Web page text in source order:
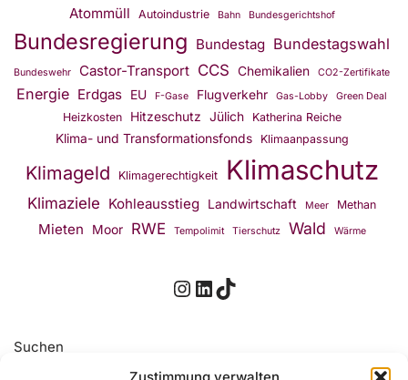
Atommüll Autoindustrie Bahn Bundesgerichtshof
Bundesregierung Bundestag Bundestagswahl
Bundeswehr Castor-Transport CCS Chemikalien CO2-Zertifikate
Energie Erdgas EU F-Gase Flugverkehr Gas-Lobby Green Deal
Heizkosten Hitzeschutz Jülich Katherina Reiche
Klima- und Transformationsfonds Klimaanpassung
Klimageld Klimagerechtigkeit Klimaschutz
Klimaziele Kohleausstieg Landwirtschaft Meer Methan
Mieten Moor RWE Tempolimit Tierschutz Wald Wärme
Suchen